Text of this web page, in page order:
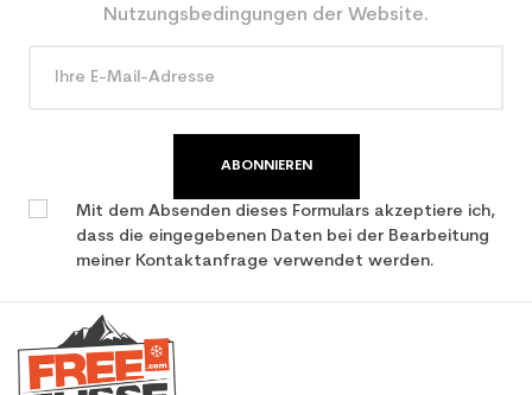
CO2-Einsparungen für
3.9
mountain / allround
Nutzungsbedingungen der Website.
ABONNIEREN
Mit dem Absenden dieses Formulars akzeptiere ich,
dass die eingegebenen Daten bei der Bearbeitung
meiner Kontaktanfrage verwendet werden.